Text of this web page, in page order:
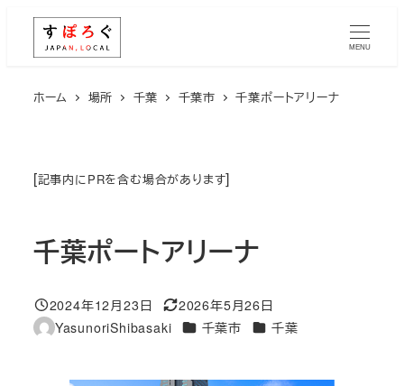
MENU
ホーム 場所 千葉 千葉市 千葉ポートアリーナ
[記事内にPRを含む場合があります]
千葉ポートアリーナ
投稿日
2024年12月23日
更新日
2026年5月26日
著
YasunoriShibasaki エリア千葉市 エリア千葉